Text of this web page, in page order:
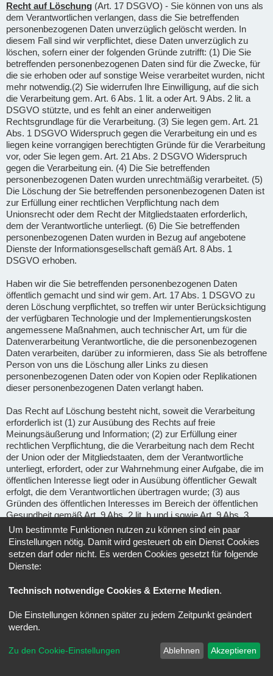
Recht auf Löschung (Art. 17 DSGVO) - Sie können von uns als
dem Verantwortlichen verlangen, dass die Sie betreffenden
personenbezogenen Daten unverzüglich gelöscht werden. In
diesem Fall sind wir verpflichtet, diese Daten unverzüglich zu
löschen, sofern einer der folgenden Gründe zutrifft: (1) Die Sie
betreffenden personenbezogenen Daten sind für die Zwecke, für
die sie erhoben oder auf sonstige Weise verarbeitet wurden, nicht
mehr notwendig.(2) Sie widerrufen Ihre Einwilligung, auf die sich
die Verarbeitung gem. Art. 6 Abs. 1 lit. a oder Art. 9 Abs. 2 lit. a
DSGVO stützte, und es fehlt an einer anderweitigen
Rechtsgrundlage für die Verarbeitung. (3) Sie legen gem. Art. 21
Abs. 1 DSGVO Widerspruch gegen die Verarbeitung ein und es
liegen keine vorrangigen berechtigten Gründe für die Verarbeitung
vor, oder Sie legen gem. Art. 21 Abs. 2 DSGVO Widerspruch
gegen die Verarbeitung ein. (4) Die Sie betreffenden
personenbezogenen Daten wurden unrechtmäßig verarbeitet. (5)
Die Löschung der Sie betreffenden personenbezogenen Daten ist
zur Erfüllung einer rechtlichen Verpflichtung nach dem
Unionsrecht oder dem Recht der Mitgliedstaaten erforderlich,
dem der Verantwortliche unterliegt. (6) Die Sie betreffenden
personenbezogenen Daten wurden in Bezug auf angebotene
Dienste der Informationsgesellschaft gemäß Art. 8 Abs. 1
DSGVO erhoben.
Haben wir die Sie betreffenden personenbezogenen Daten
öffentlich gemacht und sind wir gem. Art. 17 Abs. 1 DSGVO zu
deren Löschung verpflichtet, so treffen wir unter Berücksichtigung
der verfügbaren Technologie und der Implementierungskosten
angemessene Maßnahmen, auch technischer Art, um für die
Datenverarbeitung Verantwortliche, die die personenbezogenen
Daten verarbeiten, darüber zu informieren, dass Sie als betroffene
Person von uns die Löschung aller Links zu diesen
personenbezogenen Daten oder von Kopien oder Replikationen
dieser personenbezogenen Daten verlangt haben.
Das Recht auf Löschung besteht nicht, soweit die Verarbeitung
erforderlich ist (1) zur Ausübung des Rechts auf freie
Meinungsäußerung und Information; (2) zur Erfüllung einer
rechtlichen Verpflichtung, die die Verarbeitung nach dem Recht
der Union oder der Mitgliedstaaten, dem der Verantwortliche
unterliegt, erfordert, oder zur Wahrnehmung einer Aufgabe, die im
öffentlichen Interesse liegt oder in Ausübung öffentlicher Gewalt
erfolgt, die dem Verantwortlichen übertragen wurde; (3) aus
Gründen des öffentlichen Interesses im Bereich der öffentlichen
Gesundheit gemäß Art. 9 Abs. 2 lit. h und i sowie Art. 9 Abs. 3
DSGVO; (4) für im öffentlichen Interesse liegende Archivzwecke,
wissenschaftliche oder historische Forschungszwecke oder für
statistische Zwecke gem. Art. 89 Abs. 1 DSGVO, soweit das
unter Abschnitt a) genannte Recht voraussichtlich die
Verwirklichung der Ziele dieser Verarbeitung unmöglich macht
Ausübung oder Verteidigung von Rechtsansprüchen.
Recht auf Einschränkung der Verarbeitung(Art. 18 DSGVO) -
Unter den folgenden Voraussetzungen können Sie die
Einschränkung der Verarbeitung der Sie betreffenden
personenbezogenen Daten verlangen: wenn Sie die Richtigkeit
Um bestimmte Funktionen nutzen zu können sind ein paar
Einstellungen nötig. Damit wird gesteuert ob ein Dienst Cookies
setzen darf oder nicht. Es werden Cookies gesetzt für folgende
Dienste:
Technisch notwendige Cookies & Externe Medien.
Die Einstellungen können später zu jedem Zeitpunkt geändert
werden.
Zu den Cookie-Einstellungen Ablehnen Akzeptieren